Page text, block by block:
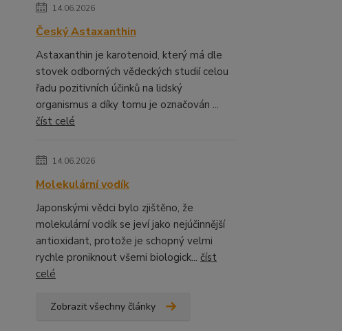
14.06.2026
Český Astaxanthin
Astaxanthin je karotenoid, který má dle
stovek odborných vědeckých studií celou
řadu pozitivních účinků na lidský
organismus a díky tomu je označován ...
číst celé
14.06.2026
Molekulární vodík
Japonskými vědci bylo zjištěno, že
molekulární vodík se jeví jako nejúčinnější
antioxidant, protože je schopný velmi
rychle proniknout všemi biologick... číst
celé
Zobrazit všechny články